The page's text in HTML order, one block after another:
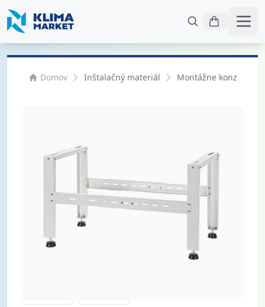
Domov Inštalačný materiál Montážne konzoly